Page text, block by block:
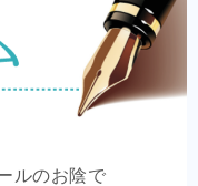
ルのお陰で